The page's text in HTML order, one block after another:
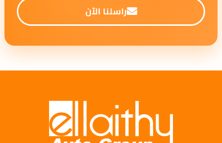
راسلنا الآن